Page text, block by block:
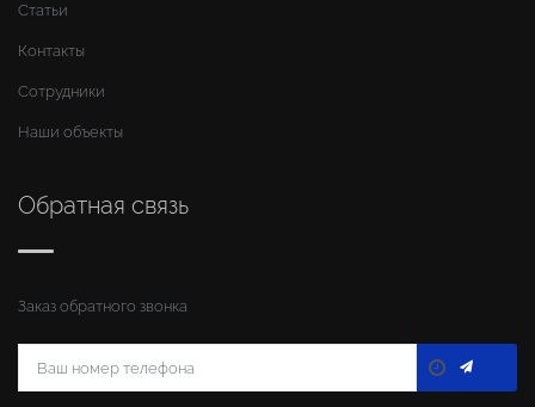
Статьи
Контакты
Сотрудники
Наши объекты
Обратная связь
Заказ обратного звонка